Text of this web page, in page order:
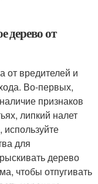
дерево от
от вредителей и
Во-первых,
признаков
липкий налет
для
дерево
чтобы отпугивать